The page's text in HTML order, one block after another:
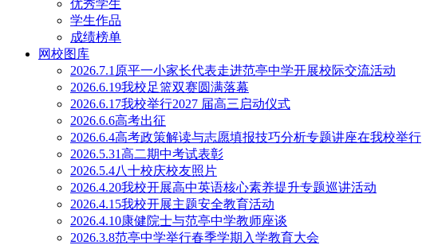
优秀学生
学生作品
成绩榜单
网校图库
2026.7.1原平一小家长代表走进范亭中学开展校际交流活动
2026.6.19我校足篮双赛圆满落幕
2026.6.17我校举行2027 届高三启动仪式
2026.6.6高考出征
2026.6.4高考政策解读与志愿填报技巧分析专题讲座在我校举行
2026.5.31高二期中考试表彰
2026.5.4八十校庆校友照片
2026.4.20我校开展高中英语核心素养提升专题巡讲活动
2026.4.15我校开展主题安全教育活动
2026.4.10康健院士与范亭中学教师座谈
2026.3.8范亭中学举行春季学期入学教育大会